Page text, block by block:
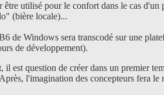
être utilisé pour le confort dans le cas
(bière locale)...
de Windows sera transcodé sur une
de développement).
il est question de créer dans un premier
l'imagination des concepteurs fera le